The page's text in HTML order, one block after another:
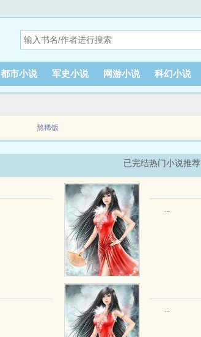
都市小说 军史小说 网游小说 科幻小说
熬稀饭
已完结热门小说推荐
...
...